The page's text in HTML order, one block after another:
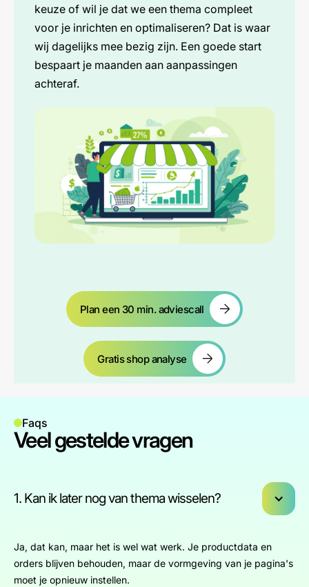
keuze of wil je dat we een thema compleet
voor je inrichten en optimaliseren? Dat is waar
wij dagelijks mee bezig zijn. Een goede start
bespaart je maanden aan aanpassingen
achteraf.
Plan een 30 min. adviescall
Gratis shop analyse
Faqs
Veel gestelde vragen
1. Kan ik later nog van thema wisselen?
Ja, dat kan, maar het is wel wat werk. Je productdata en
orders blijven behouden, maar de vormgeving van je pagina's
moet je opnieuw instellen.